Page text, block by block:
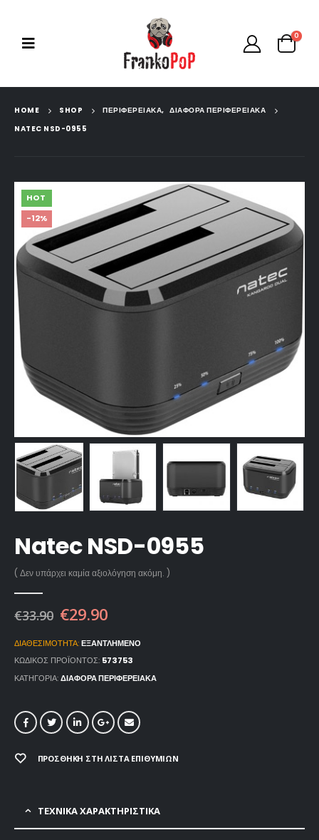
0
HOME SHOP ΠΕΡΙΦΕΡΕΙΑΚΑ, ΔΙΆΦΟΡΑ ΠΕΡΙΦΕΡΕΙΑΚΆ
NATEC NSD-0955
HOT
-12%
Natec NSD-0955
( Δεν υπάρχει καμία αξιολόγηση ακόμη. )
€33.90 €29.90
ΔΙΑΘΕΣΙΜΌΤΗΤΑ:ΕΞΑΝΤΛΗΜΈΝΟ
ΚΩΔΙΚΌΣ ΠΡΟΪΌΝΤΟΣ: 573753
ΚΑΤΗΓΟΡΊΑ:ΔΙΆΦΟΡΑ ΠΕΡΙΦΕΡΕΙΑΚΆ
ΠΡΟΣΘΉΚΗ ΣΤΗ ΛΊΣΤΑ ΕΠΙΘΥΜΙΏΝ
ΤΕΧΝΙΚΑ ΧΑΡΑΚΤΗΡΙΣΤΙΚΑ